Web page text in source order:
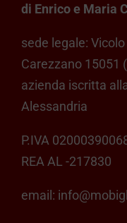
di Enrico e Maria
sede legale:
Carezzano 15051
azienda iscritta
Alessandria
P.IVA
REA AL -217830
email: